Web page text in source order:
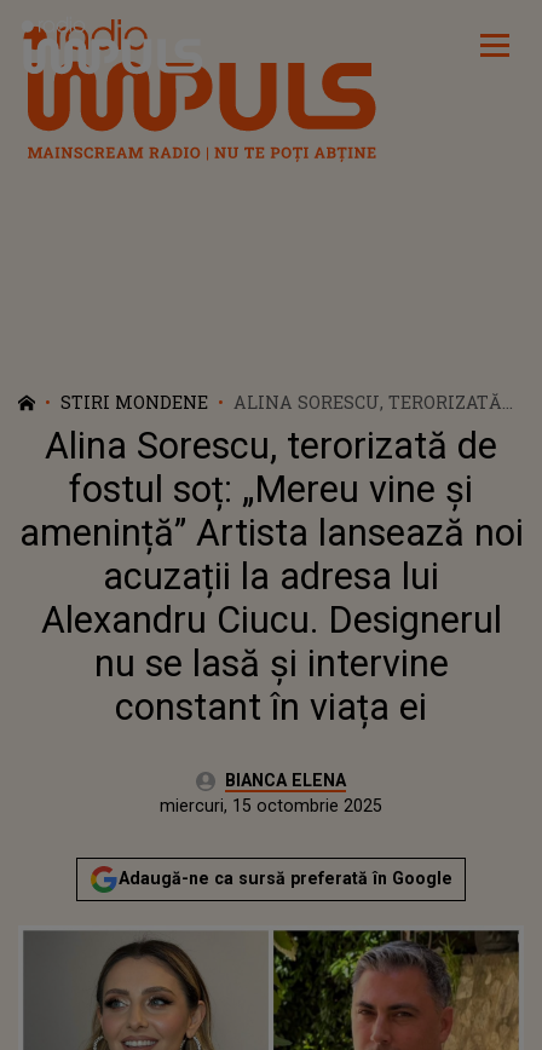
Radio Impuls
STIRI MONDENE
ALINA SORESCU, TERORIZATĂ
DE FOSTUL SOȚ: „MEREU VINE
ȘI AMENINȚĂ” ARTISTA
LANSEAZĂ NOI ACUZAȚII LA
ADRESA LUI ALEXANDRU
CIUCU. DESIGNERUL NU SE
LASĂ ȘI INTERVINE CONSTANT
ÎN VIAȚA EI
Alina Sorescu, terorizată de
fostul soț: „Mereu vine și
amenință” Artista lansează noi
acuzații la adresa lui
Alexandru Ciucu. Designerul
nu se lasă și intervine
constant în viața ei
Autor:BIANCA ELENA
miercuri, 15 octombrie 2025
Actualizat:
miercuri, 15 octombrie 2025
Adaugă-ne ca sursă preferată în Google